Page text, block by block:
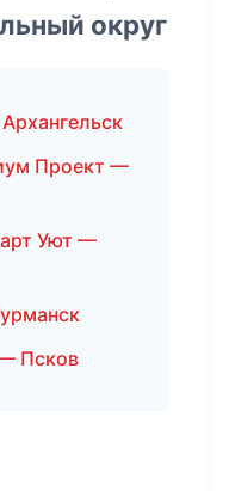
округ
Проект —
Уют —
Псков